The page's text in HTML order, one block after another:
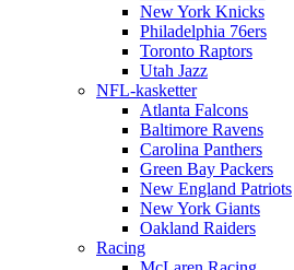
New York Knicks
Philadelphia 76ers
Toronto Raptors
Utah Jazz
NFL-kasketter
Atlanta Falcons
Baltimore Ravens
Carolina Panthers
Green Bay Packers
New England Patriots
New York Giants
Oakland Raiders
Racing